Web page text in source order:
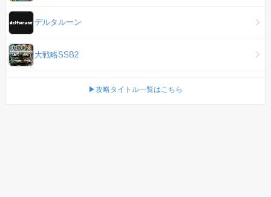
デルタルーン
大戦略SSB2
▶攻略タイトル一覧はこちら